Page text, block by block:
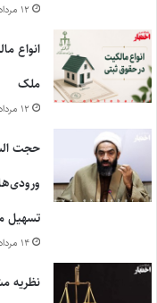
۱۲ مرداد ۱۴۰۵
ملک
۱۲ مرداد ۱۴۰۵
حجت
تسهیل
۱۴ مرداد ۱۴۰۵
نظریه